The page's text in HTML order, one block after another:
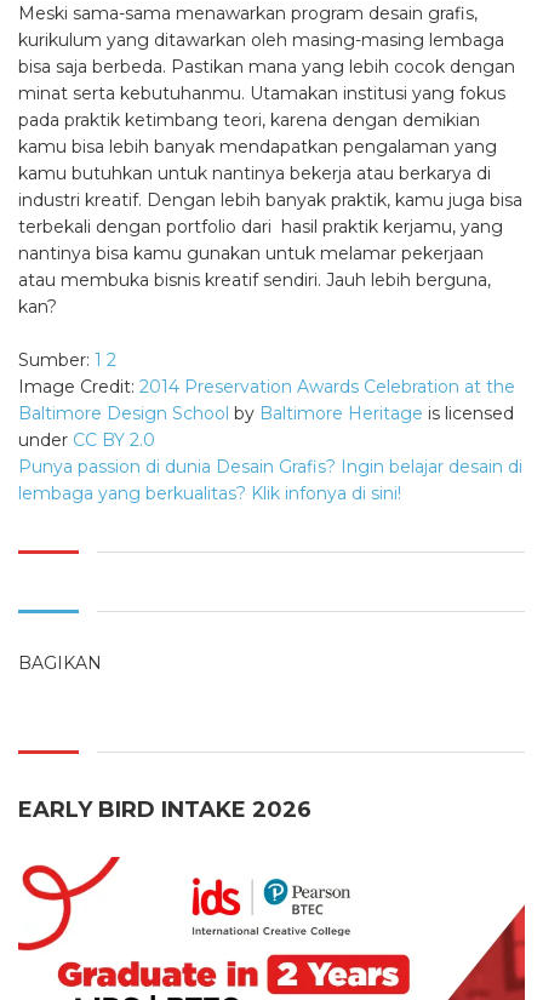
Meski sama-sama menawarkan program desain grafis,
kurikulum yang ditawarkan oleh masing-masing lembaga
bisa saja berbeda. Pastikan mana yang lebih cocok dengan
minat serta kebutuhanmu. Utamakan institusi yang fokus
pada praktik ketimbang teori, karena dengan demikian
kamu bisa lebih banyak mendapatkan pengalaman yang
kamu butuhkan untuk nantinya bekerja atau berkarya di
industri kreatif. Dengan lebih banyak praktik, kamu juga bisa
terbekali dengan portfolio dari hasil praktik kerjamu, yang
nantinya bisa kamu gunakan untuk melamar pekerjaan
atau membuka bisnis kreatif sendiri. Jauh lebih berguna,
kan?
Sumber: 1 2
Image Credit: 2014 Preservation Awards Celebration at the
Baltimore Design School by Baltimore Heritage is licensed
under CC BY 2.0
Punya passion di dunia Desain Grafis? Ingin belajar desain di
lembaga yang berkualitas? Klik infonya di sini!
BAGIKAN
EARLY BIRD INTAKE 2026